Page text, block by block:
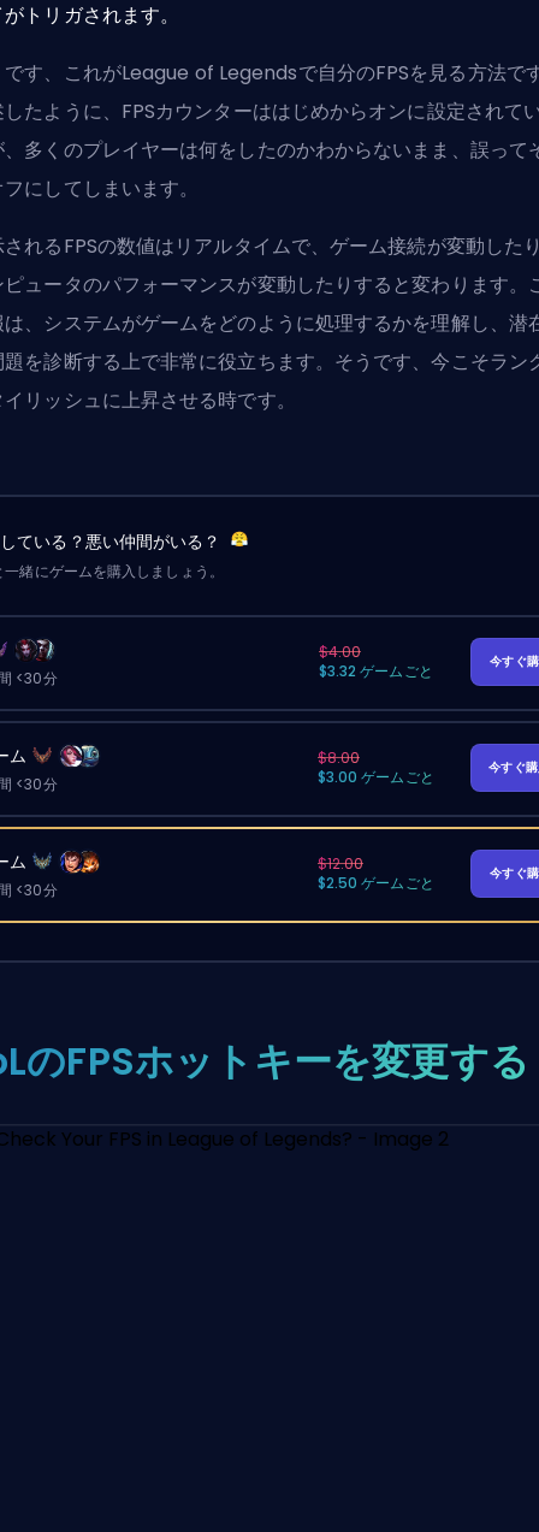
トリガされます。
す、これがLeague of Legendsで自分のFPSを見る方法です
たように、FPSカウンターははじめからオンに設定されて
多くのプレイヤーは何をしたのかわからないまま、誤って
にしてしまいます。
れるFPSの数値はリアルタイムで、ゲーム接続が変動したり
ュータのパフォーマンスが変動したりすると変わります。
、システムがゲームをどのように処理するかを理解し、潜
を診断する上で非常に役立ちます。そうです、今こそラン
リッシュに上昇させる時です。
ている？悪い仲間がいる？
緒にゲームを購入しましょう。
<30分
$4.00
$3.32 ゲームごと
今すぐ
ム
<30分
$8.00
$3.00 ゲームごと
今すぐ
ム
<30分
$12.00
$2.50 ゲームごと
今すぐ
のFPSホットキーを変更する